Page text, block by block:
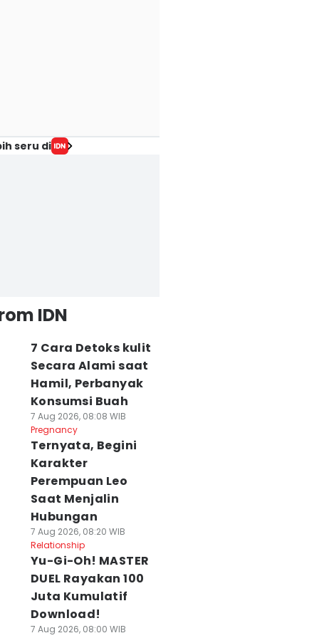
seru di
IDN
7 Cara Detoks kulit
Secara Alami saat
Hamil, Perbanyak
Konsumsi Buah
7 Aug 2026, 08:08 WIB
Pregnancy
Ternyata, Begini
Karakter
Perempuan Leo
Saat Menjalin
Hubungan
7 Aug 2026, 08:20 WIB
Relationship
Yu-Gi-Oh! MASTER
DUEL Rayakan 100
Juta Kumulatif
Download!
7 Aug 2026, 08:00 WIB